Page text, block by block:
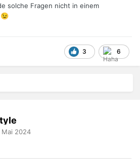
solche Fragen nicht in einem
😉
3 6
Mai 2024